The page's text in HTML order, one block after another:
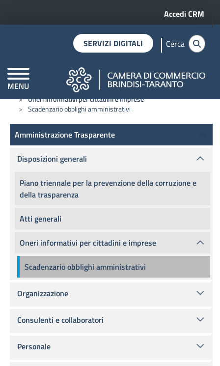
Menu
Accedi CRM
MENU
CAMERE DI COMMERCIO D'ITALIA
SERVIZI DIGITALI Cerca
Home Amministrazione trasparente
Disposizioni generali
Oneri informativi per cittadini e imprese
Scadenzario obblighi amministrativi
Amministrazione Trasparente
Amministrazione Trasparente
Disposizioni generali
Piano triennale per la prevenzione della corruzione e
della trasparenza
Atti generali
Oneri informativi per cittadini e imprese
Scadenzario obblighi amministrativi
Organizzazione
Consulenti e collaboratori
Personale